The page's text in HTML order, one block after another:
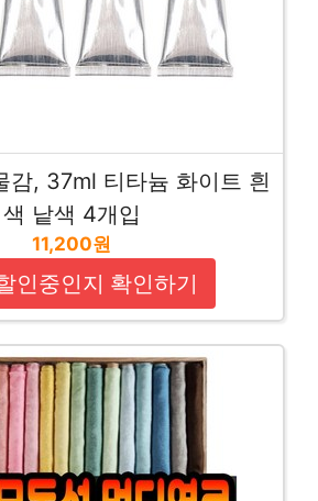
감, 37ml 티타늄 화이트 흰
색 낱색 4개입
11,200원
인중인지 확인하기